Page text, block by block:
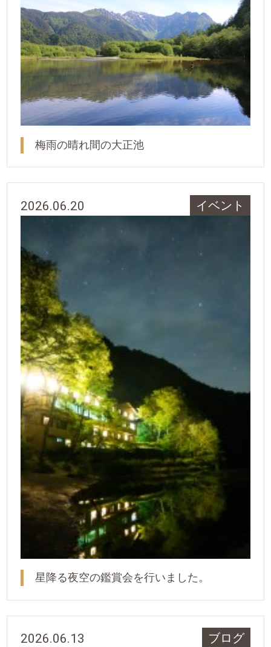
梅雨の晴れ間の大正池
2026.06.20 イベント
星降る夜空の鑑賞会を行いました。
2026.06.13 ブログ